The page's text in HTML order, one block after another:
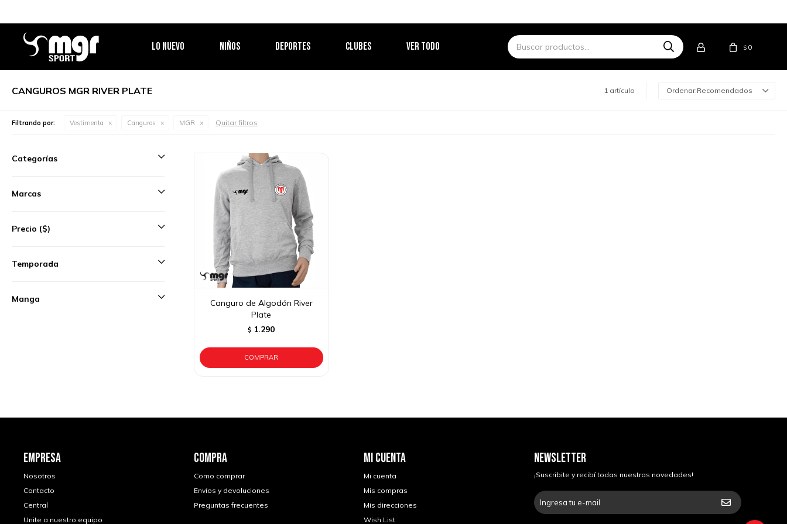
LO NUEVO NIÑOS DEPORTES CLUBES VER TODO $ 0
CANGUROS MGR RIVER PLATE 1 artículo Recomendados
Filtrando por: Vestimenta Canguros MGR Quitar filtros
Canguro de Algodón River
Plate
$ 1.290
Categorías
Marcas
Precio ($)
Temporada
Manga
EMPRESA
Nosotros
Contacto
Central
Unite a nuestro equipo
COMPRA
Como comprar
Envíos y devoluciones
Preguntas frecuentes
MI CUENTA
Mi cuenta
Mis compras
Mis direcciones
Wish List
NEWSLETTER
¡Suscribite y recibí todas nuestras novedades!